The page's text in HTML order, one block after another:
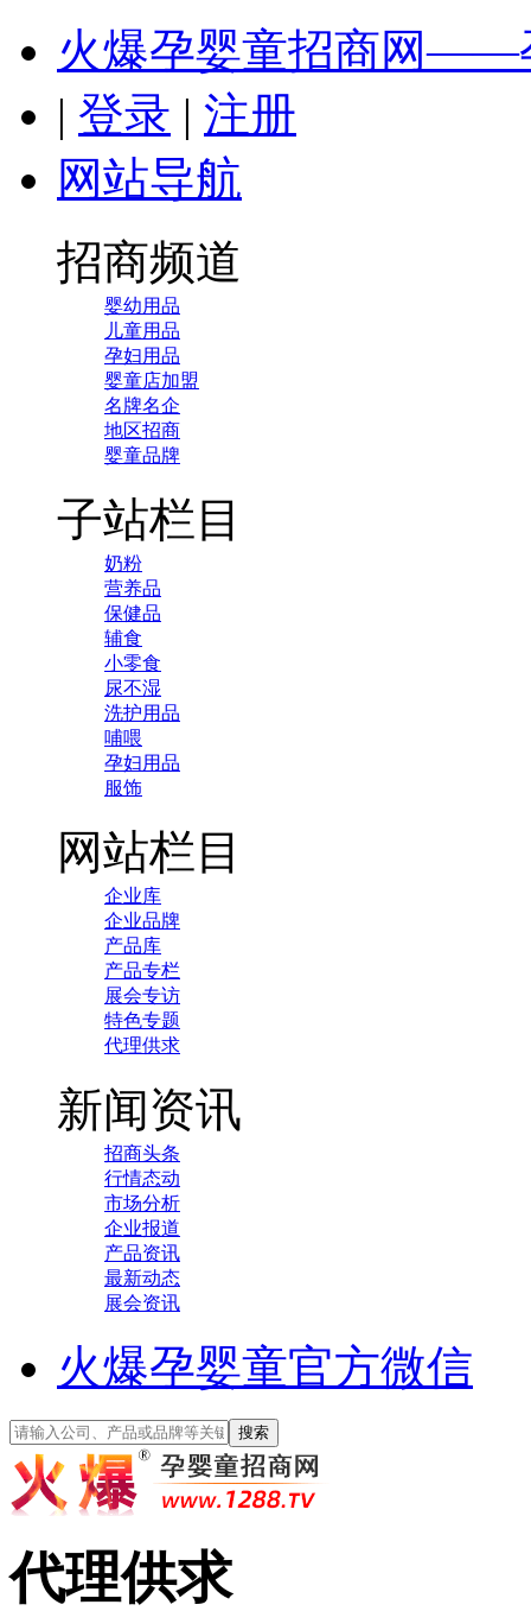
火爆孕婴童招商网——
| 登录 | 注册
网站导航
招商频道
婴幼用品
儿童用品
孕妇用品
婴童店加盟
名牌名企
地区招商
婴童品牌
子站栏目
奶粉
营养品
保健品
辅食
小零食
尿不湿
洗护用品
哺喂
孕妇用品
服饰
网站栏目
企业库
企业品牌
产品库
产品专栏
展会专访
特色专题
代理供求
新闻资讯
招商头条
行情态动
市场分析
企业报道
产品资讯
最新动态
展会资讯
火爆孕婴童官方微信
代理供求